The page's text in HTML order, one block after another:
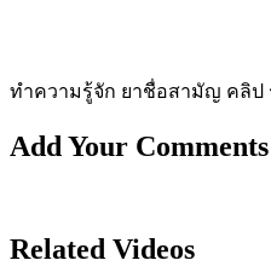
ทำความรู้จัก ยาชื่อสามัญ คลิป
Add Your Comments
Related Videos